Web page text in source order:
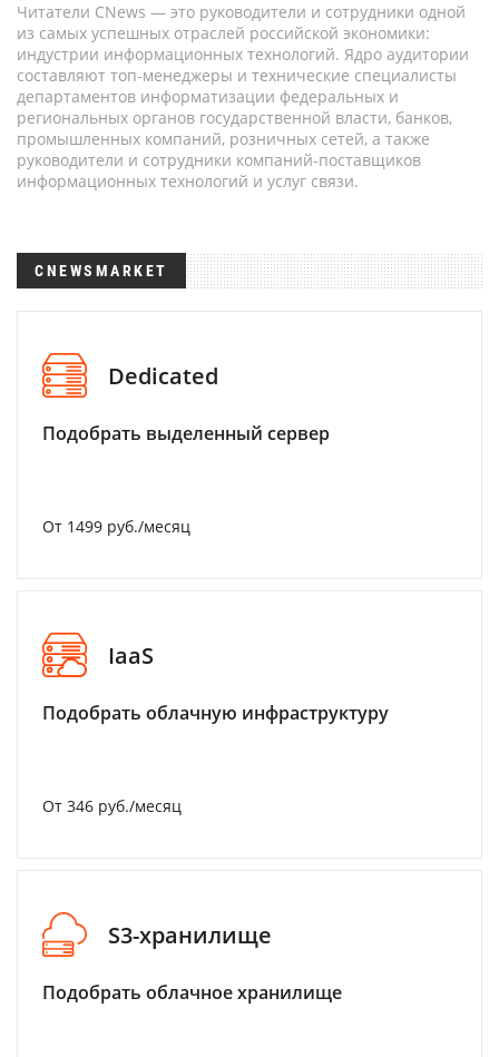
Читатели CNews — это руководители и сотрудники одной
из самых успешных отраслей российской экономики:
индустрии информационных технологий. Ядро аудитории
составляют топ-менеджеры и технические специалисты
департаментов информатизации федеральных и
региональных органов государственной власти, банков,
промышленных компаний, розничных сетей, а также
руководители и сотрудники компаний-поставщиков
информационных технологий и услуг связи.
CNEWSMARKET
Dedicated
Подобрать выделенный сервер
От 1499 руб./месяц
IaaS
Подобрать облачную инфраструктуру
От 346 руб./месяц
S3-хранилище
Подобрать облачное хранилище